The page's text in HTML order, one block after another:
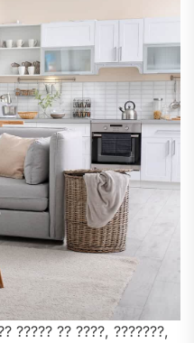
????? ?? ????, ???????,